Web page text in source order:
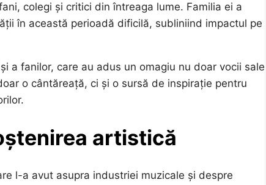
colegi și critici din întreaga lume. Familia ei a
în această perioadă dificilă, subliniind impactul pe
a fanilor, care au adus un omagiu nu doar vocii sale
o cântăreață, ci și o sursă de inspirație pentru
artistică
l-a avut asupra industriei muzicale și despre